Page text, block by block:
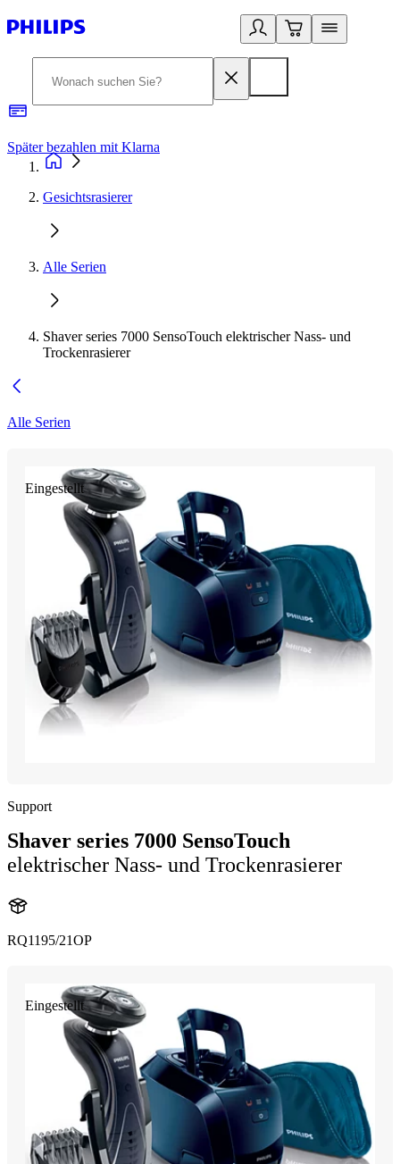
Später bezahlen mit Klarna
Gesichtsrasierer
Alle Serien
Shaver series 7000 SensoTouch elektrischer Nass- und
Trockenrasierer
Alle Serien
Eingestellt
Support
Shaver series 7000 SensoTouch
elektrischer Nass- und Trockenrasierer
RQ1195/21OP
Eingestellt